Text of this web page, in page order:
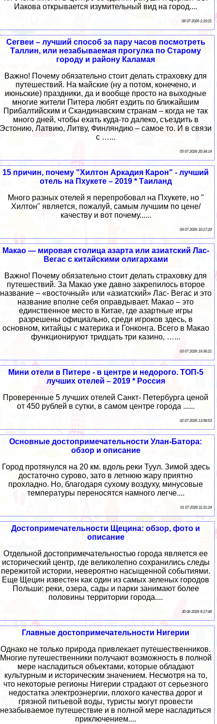
Иакова открывается изумительный вид на город....
06 07 2026 1:10:21
Сегвеи – лучший способ за пару часов посмотреть
Таллин, или незабываемая прогулка по Старому
городу и району Каламая
Важно! Почему обязательно стоит делать страховку для
путешествий. На майские (ну а потом, конечено, и
июньские) праздники, да и вообще просто на выходные
многие жители Питера любят ездить по ближайшим
Прибалтийским и Скандинавским странам – когда не так
много дней, чтобы ехать куда-то далеко, съездить в
Эстонию, Латвию, Литву, Финляндию – самое то. И в связи
с …...
05 07 2026 20:34:14
15 причин, почему "Хилтон Аркадия Карон" - лучший
отель на Пхукете – 2019 * Таиланд
Много разных отелей я перепробовал на Пхукете, но "
Хилтон" является, пожалуй, самым лучшим по цене/
качеству и вот почему......
04 07 2026 10:17:24
Макао — мировая столица азарта или азиатский Лас-
Вегас с китайскими олигархами
Важно! Почему обязательно стоит делать страховку для
путешествий. За Макао уже давно закрепилось второе
название – «восточный» или «азиатский» Лас- Вегас и это
название вполне себя оправдывает. Макао – это
единственное место в Китае, где азартные игры
разрешены официально, среди игроков здесь, в
основном, китайцы с материка и Гонконга. Всего в Макао
функционируют тридцать три казино, …...
03 07 2026 19:36:21
Мини отели в Питере - в центре и недорого. ТОП-5
лучших отелей – 2019 * Россия
Проверенные 5 лучших отелей Санкт- Петербурга ценой
от 450 рублей в сутки, в самом центре города ......
02 07 2026 13:58:53
Основные достопримечательности Улан-Батора:
обзор и описание
Город протянулся на 20 км. вдоль реки Туул. Зимой здесь
достаточно сурово, зато в летнюю жару приятно
прохладно. Но, благодаря сухому воздуху, минусовые
температуры переносятся намного легче....
01 07 2026 11:31:24
Достопримечательности Щецина: обзор, фото и
описание
Отдельной достопримечательностью города является ее
исторический центр, где великолепно сохранились следы
пережитой истории, невероятно насыщенной событиями.
Еще Щецин известен как один из самых зеленых городов
Польши: реки, озера, сады и парки занимают более
половины территории города....
30 06 2026 9:17:48
Главные достопримечательности Нигерии
Однако не только природа привлекает путешественников.
Многие путешественники получают возможность в полной
мере насладиться объектами, которые обладают
культурным и историческим значением. Несмотря на то,
что некоторые регионы Нигерии страдают от серьезного
недостатка электроэнергии, плохого качества дорог и
грязной питьевой воды, туристы могут провести
незабываемое путешествие и в полной мере насладиться
приключением....